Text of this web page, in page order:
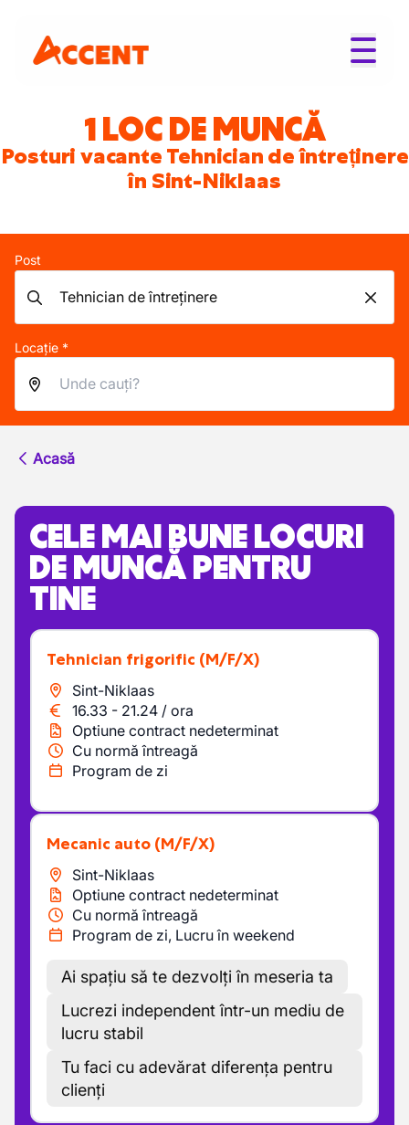
1 LOC DE MUNCĂ
Posturi vacante Tehnician de întreținere
în Sint-Niklaas
Post
Locație *
Acasă
CELE MAI BUNE LOCURI
DE MUNCĂ PENTRU
TINE
Tehnician frigorific (M/F/X)
Sint-Niklaas
16.33 - 21.24 / ora
Optiune contract nedeterminat
Cu normă întreagă
Program de zi
Mecanic auto (M/F/X)
Sint-Niklaas
Optiune contract nedeterminat
Cu normă întreagă
Program de zi, Lucru în weekend
Ai spațiu să te dezvolți în meseria ta
Lucrezi independent într-un mediu de
lucru stabil
Tu faci cu adevărat diferența pentru
clienți